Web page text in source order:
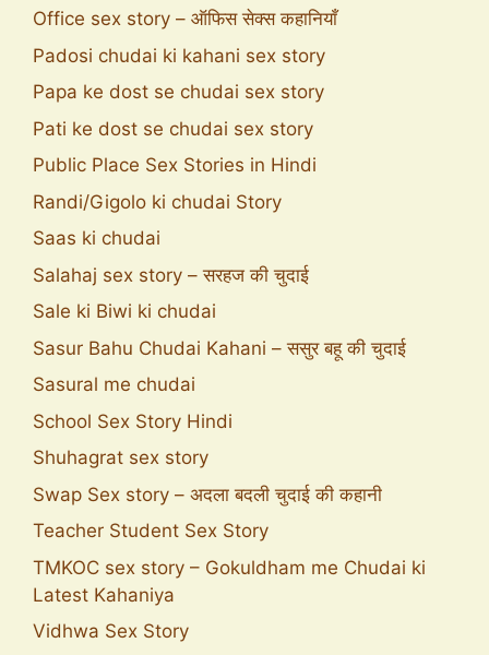
Office sex story – ऑफिस सेक्स कहानियाँ
Padosi chudai ki kahani sex story
Papa ke dost se chudai sex story
Pati ke dost se chudai sex story
Public Place Sex Stories in Hindi
Randi/Gigolo ki chudai Story
Saas ki chudai
Salahaj sex story – सरहज की चुदाई
Sale ki Biwi ki chudai
Sasur Bahu Chudai Kahani – ससुर बहू की चुदाई
Sasural me chudai
School Sex Story Hindi
Shuhagrat sex story
Swap Sex story – अदला बदली चुदाई की कहानी
Teacher Student Sex Story
TMKOC sex story – Gokuldham me Chudai ki
Latest Kahaniya
Vidhwa Sex Story